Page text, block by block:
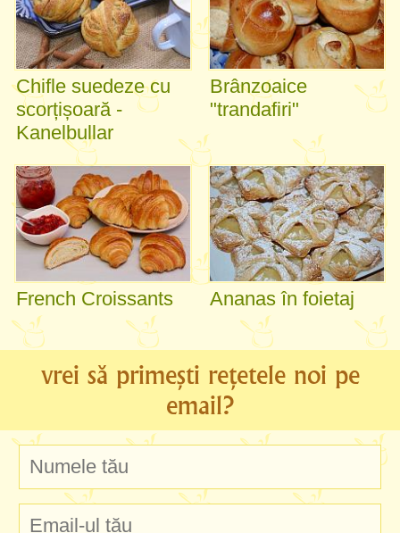
Chifle suedeze cu
scorțișoară -
Kanelbullar
Brânzoaice
"trandafiri"
French Croissants Ananas în foietaj
vrei să primești rețetele noi pe
email?